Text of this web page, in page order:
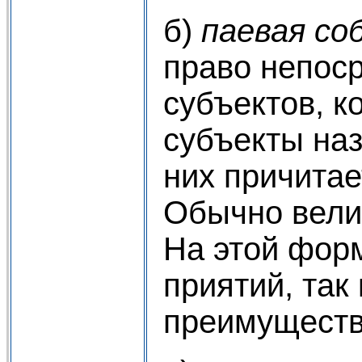
б) паевая
право
субъектов,
субъекты
них
Обыч­но
На этой
приятий,